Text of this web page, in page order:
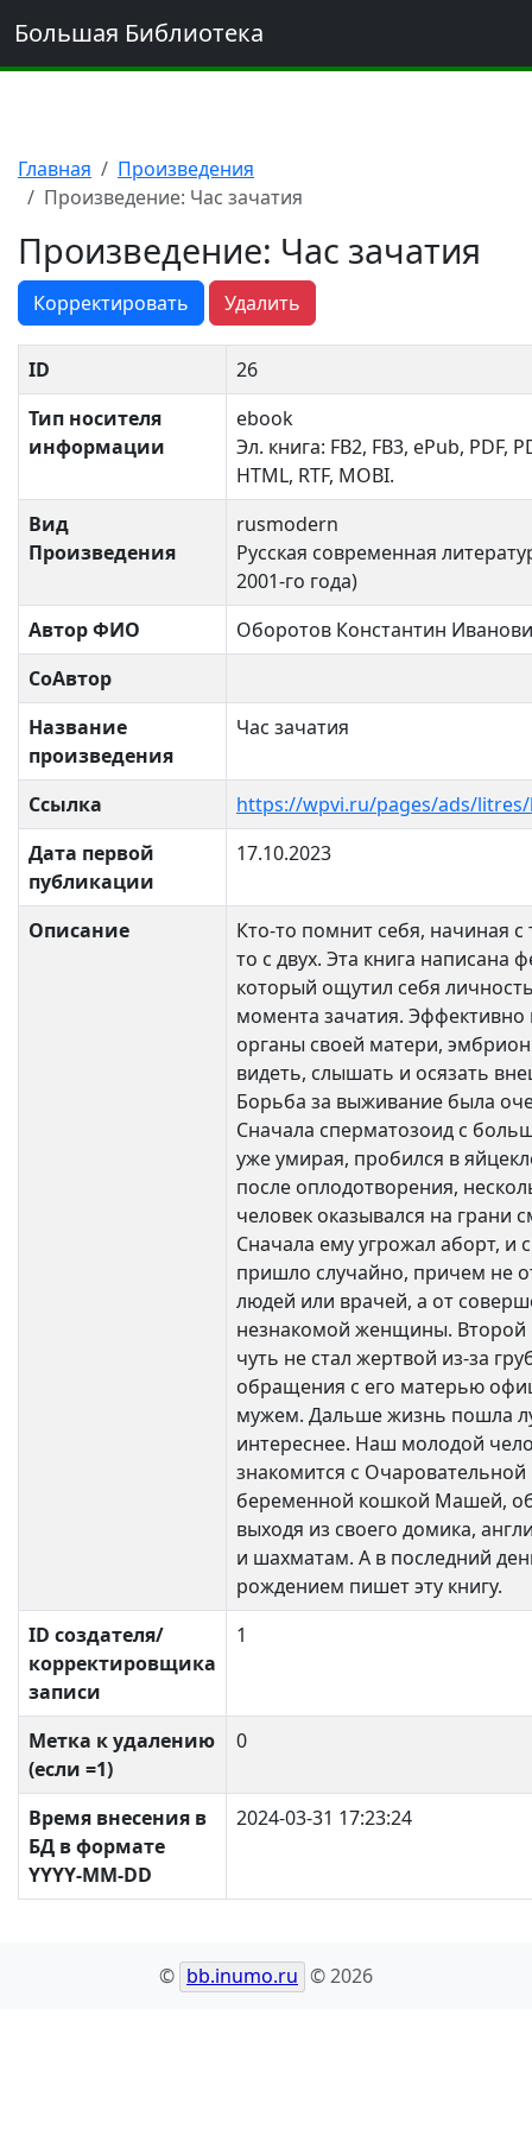
Большая Библиотека
Главная
Произведения
Произведение: Час зачатия
Произведение: Час зачатия
Корректировать Удалить
ID
26
Тип носителя
информации
ebook
Эл. книга: FB2, FB3, ePub, PDF,
HTML, RTF, MOBI.
Вид
Произведения
rusmodern
Русская современная
2001-го года)
Автор ФИО
Оборотов Константин
СоАвтор
Название
произведения
Час зачатия
Ссылка
https://wpvi.ru/pages/ads/
Дата первой
публикации
17.10.2023
Описание
Кто-то помнит себя, начиная с
то с двух. Эта книга написана
который ощутил себя
момента зачатия. Эффективно
органы своей матери,
видеть, слышать и осязать
Борьба за выживание была
Сначала сперматозоид с
уже умирая, пробился в
после оплодотворения,
человек оказывался на грани
Сначала ему угрожал аборт, и
пришло случайно, причем не
людей или врачей, а от
незнакомой женщины. Второй
чуть не стал жертвой из-за
обращения с его матерью
мужем. Дальше жизнь пошла
интереснее. Наш молодой
знакомится с
беременной кошкой Машей,
выходя из своего домика,
и шахматам. А в последний
рождением пишет эту книгу.
ID создателя/
корректировщика
записи
1
Метка к удалению
(если =1)
0
Время внесения в
БД в формате
YYYY-MM-DD
2024-03-31 17:23:24
© bb.inumo.ru © 2026